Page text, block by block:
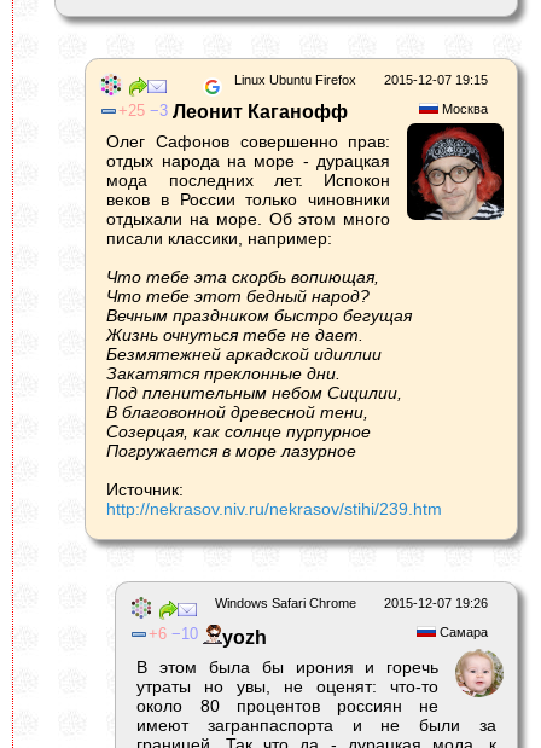
2015-12-07 19:15
Linux Ubuntu Firefox
Москва
25 3 Леонит Каганофф
Олег Сафонов совершенно прав:
отдых народа на море - дурацкая
мода последних лет. Испокон
веков в России только чиновники
отдыхали на море. Об этом много
писали классики, например:
Что тебе эта скорбь вопиющая,
Что тебе этот бедный народ?
Вечным праздником быстро бегущая
Жизнь очнуться тебе не дает.
Безмятежней аркадской идиллии
Закатятся преклонные дни.
Под пленительным небом Сицилии,
В благовонной древесной тени,
Созерцая, как солнце пурпурное
Погружается в море лазурное
Источник:
http://nekrasov.niv.ru/nekrasov/stihi/239.htm
2015-12-07 19:26
Windows Safari Chrome
Самара
6 10 yozh
В этом была бы ирония и горечь
утраты но увы, не оценят: что-то
около 80 процентов россиян не
имеют загранпаспорта и не были за